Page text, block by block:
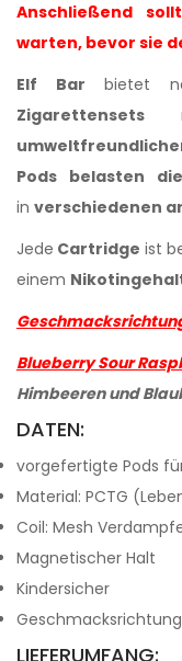
Anschließend
warten, bevor sie
Elf Bar bietet
Zigarettensets
Pods belasten
in verschiedenen
Jede Cartridge ist
einem
Blueberry Sour
Himbeeren und
DATEN:
vorgefertigte Pods
Material: PCTG
Coil: Mesh
Magnetischer Halt
Kindersicher
G
LIEFERUMFANG: